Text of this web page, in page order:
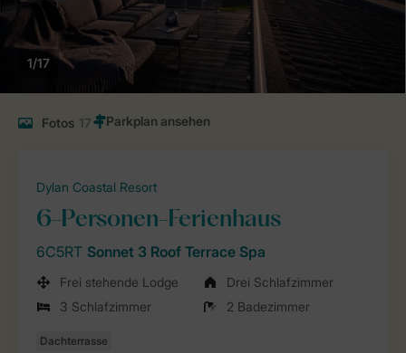
1/17
Fotos 17
Dylan Coastal Resort
6-Personen-Ferienhaus
6C5RT Sonnet 3 Roof Terrace Spa
Frei stehende Lodge
Drei Schlafzimmer
3 Schlafzimmer
2 Badezimmer